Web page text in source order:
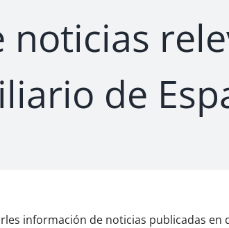
noticias
de
información de noticias publicadas